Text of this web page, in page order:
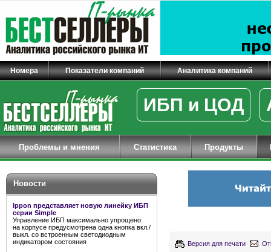
Номера Показатели компаний Аналитика компаний
ИБП и ЦОД
Проблемы и мнения Статистика Продукты
Новости
Ippon представляет новую линейку ИБП
серии Simple
Управление ИБП максимально упрощено:
на корпусе предусмотрена одна кнопка вкл./
выкл. со встроенным светодиодным
индикатором состояния
Версия для печати